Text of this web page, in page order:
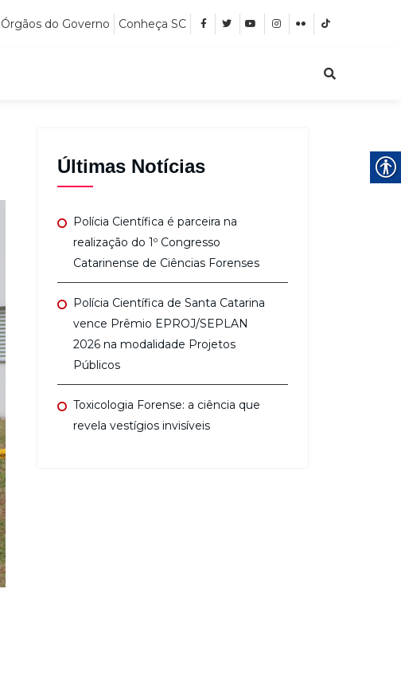
Órgãos do Governo Conheça SC
Últimas Notícias
Polícia Científica é parceira na
realização do 1º Congresso
Catarinense de Ciências Forenses
Polícia Científica de Santa Catarina
vence Prêmio EPROJ/SEPLAN
2026 na modalidade Projetos
Públicos
Toxicologia Forense: a ciência que
revela vestígios invisíveis